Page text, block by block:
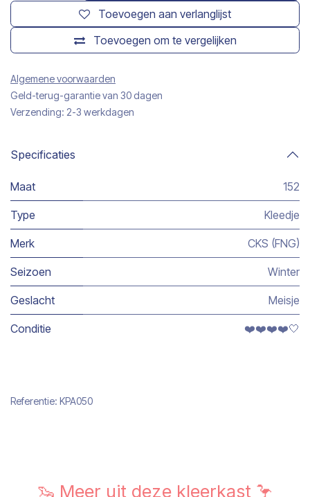
Toevoegen om te vergelijken
Toevoegen aan verlanglijst
Algemene voorwaarden
Geld-terug-garantie van 30 dagen
Verzending: 2-3 werkdagen
Specificaties
Maat 152
Type Kleedje
Merk CKS (FNG)
Seizoen Winter
Geslacht Meisje
Conditie ❤️❤️❤️❤️🤍
Referentie: KPA050
🦦 Meer uit deze kleerkast 🦩